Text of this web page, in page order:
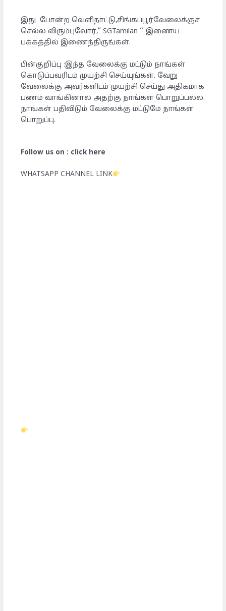
இது போன்ற வெளிநாட்டு,சிங்கப்பூர்வேலைக்குச்
செல்ல விரும்புவோர்,“ SGTamilan ´´ இணைய
பக்கத்தில் இணைந்திருங்கள்.
பின்குறிப்பு :இந்த வேலைக்கு மட்டும் நாங்கள்
கொடுப்பவரிடம் முயற்சி செய்யுங்கள். வேறு
வேலைக்கு அவர்களிடம் முயற்சி செய்து அதிகமாக
பணம் வாங்கினால் அதற்கு நாங்கள் பொறுப்பல்ல.
நாங்கள் பதிவிடும் வேலைக்கு மட்டுமே நாங்கள்
பொறுப்பு.
Follow us on : click here
WHATSAPP CHANNEL LINK